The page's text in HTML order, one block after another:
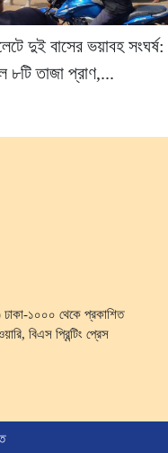
দুই বাসের ভয়াবহ
৮টি তাজা প্রাণ,...
ঢাকা-১০০০ থেকে প্রকাশিত
বিএস প্রিন্টিং প্রেস